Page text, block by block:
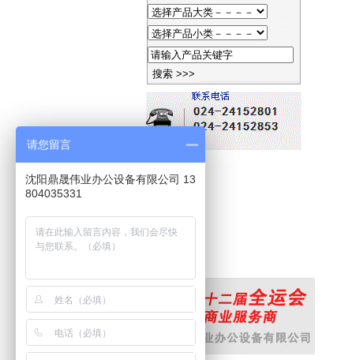
请您留言
沈阳鼎晟伟业办公设备有限公司 13
804035331